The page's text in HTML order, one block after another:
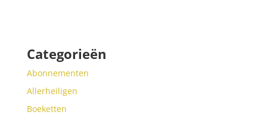
Categorieën
Abonnementen
Allerheiligen
Boeketten